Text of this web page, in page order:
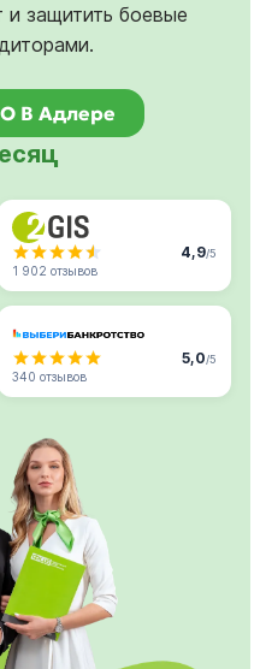
и защитить боевые
В Адлере
4,9/5
1 902 отзывов
5,0/5
340 отзывов